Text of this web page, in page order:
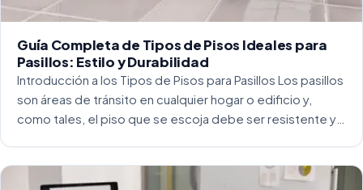
Guía Completa de Tipos de Pisos Ideales para
Pasillos: Estilo y Durabilidad
Introducción a los Tipos de Pisos para Pasillos Los pasillos
son áreas de tránsito en cualquier hogar o edificio y,
como tales, el piso que se escoja debe ser resistente y